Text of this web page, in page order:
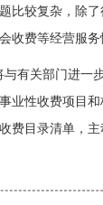
比较复杂，除
收费等经营服务
有关部门进一
业性收费项目
费目录清单，